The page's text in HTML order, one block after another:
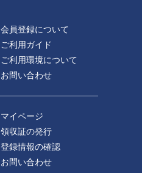
会員登録について
ご利用ガイド
ご利用環境について
お問い合わせ
マイページ
領収証の発行
登録情報の確認
お問い合わせ